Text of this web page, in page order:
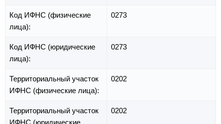
Код ИФНС (физические
лица):
0273
Код ИФНС (юридические
лица):
0273
Территориальный участок
ИФНС (физические лица):
0202
Территориальный участок
0202